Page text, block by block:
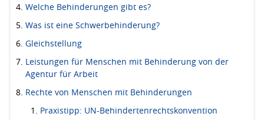
Welche Behinderungen gibt es?
Was ist eine Schwerbehinderung?
Gleichstellung
Leistungen für Menschen mit Behinderung von der
Agentur für Arbeit
Rechte von Menschen mit Behinderungen
Praxistipp: UN-Behindertenrechtskonvention